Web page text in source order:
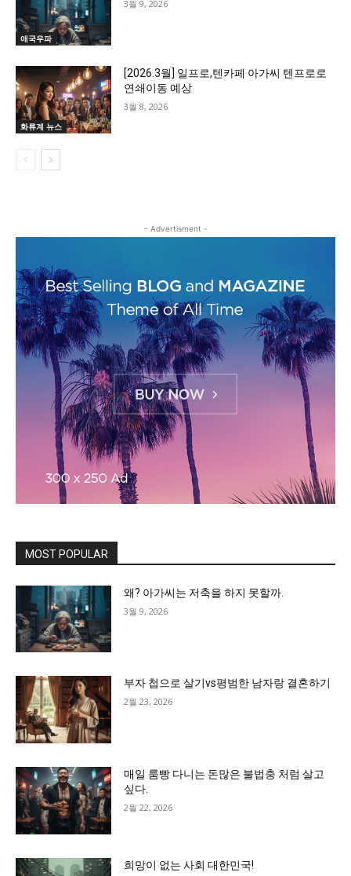
애국우파
3월 9, 2026
화류계 뉴스
[2026.3월] 일프로,텐카페 아가씨 텐프로로
연쇄이동 예상
3월 8, 2026
- Advertisment -
MOST POPULAR
왜? 아가씨는 저축을 하지 못할까.
3월 9, 2026
부자 첩으로 살기vs평범한 남자랑 결혼하기
2월 23, 2026
매일 룸빵 다니는 돈많은 불법충 처럼 살고
싶다.
2월 22, 2026
희망이 없는 사회 대한민국!